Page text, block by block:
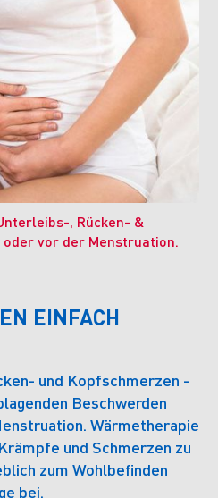
, Rücken- &
vor der Menstruation.
EINFACH
und Kopfschmerzen -
Beschwerden
Wärmetherapie
und Schmerzen zu
zum Wohlbefinden
bei.